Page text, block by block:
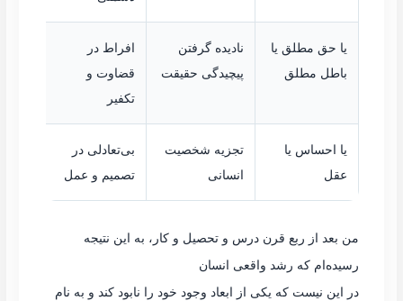
یا حق مطلق یا
باطل مطلق
نادیده گرفتن
پیچیدگی حقیقت
افراط در
قضاوت و
تکفیر
یا احساس یا
عقل
تجزیه شخصیت
انسانی
بی‌تعادلی در
تصمیم و عمل
من بعد از ربع قرن درس و تحصیل و کار، به این نتیجه
رسیده‌ام که رشد واقعی انسان
در این نیست که یکی از ابعاد وجود خود را نابود کند و به نام